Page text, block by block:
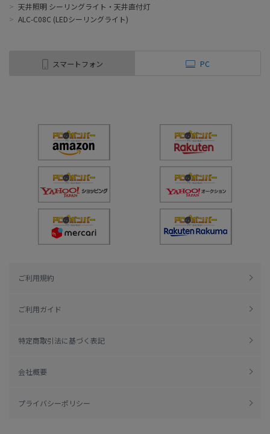
> 天井照明 シーリングライト・天井直付灯
> ALC-C08C (LEDシーリングライト)
スマートフォン PC
ご利用規約
ご利用ガイド
特定商取引法に基づく表記
会社概要
プライバシーポリシー